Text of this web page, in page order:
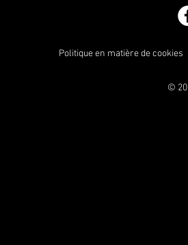
Politique en matière de cookies
©